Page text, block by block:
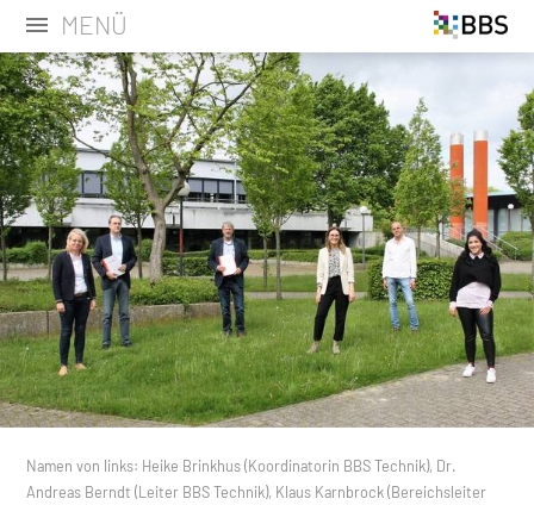
MENÜ
Namen von links: Heike Brinkhus (Koordinatorin BBS Technik), Dr.
Andreas Berndt (Leiter BBS Technik), Klaus Karnbrock (Bereichsleiter